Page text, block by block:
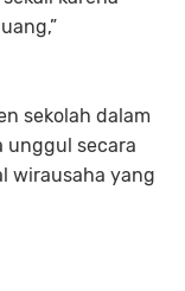
sekolah dalam
unggul secara
wirausaha yang